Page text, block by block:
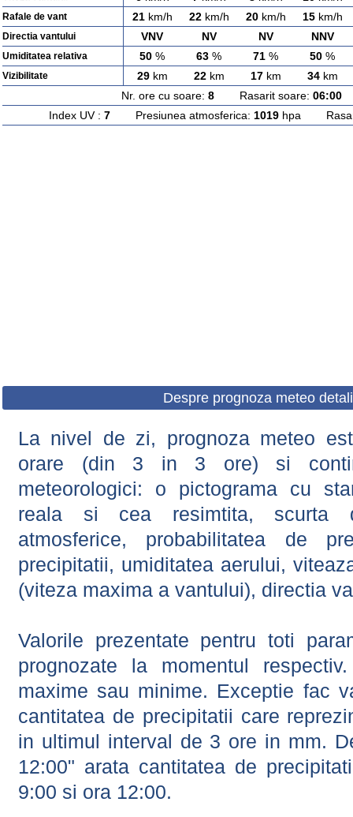
Rafale de vant 21km/h 22km/h 20km/h 15km/h
Directia vantului VNV NV NV NNV
Umiditatea relativa 50 % 63 % 71 % 50 %
Vizibilitate 29km 22km 17km 34km
Nr. ore cu soare: 8Rasarit soare: 06:00
Index UV : 7Presiunea atmosferica: 1019hpa
Despre prognoza meteo
La nivel de zi, prognoza meteo
orare (din 3 in 3 ore) si
meteorologici: o pictograma cu
reala si cea resimtita, scurta
atmosferice, probabilitatea de
precipitatii, umiditatea aerului,
(viteza maxima a vantului), directia
Valorile prezentate pentru toti
prognozate la momentul
maxime sau minime. Exceptie fac
cantitatea de precipitatii care
in ultimul interval de 3 ore in mm.
12:00" arata cantitatea de
9:00 si ora 12:00.